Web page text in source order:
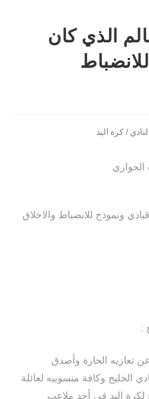
الذي كان
/ كرة اليد
الحواري
ونموذج للانضباط والاخلاق
:
تعازيه الحارة وأصدق
الخليج وكافة منسوبيه لعائلة
لكرة اليد في أحد ملاعب